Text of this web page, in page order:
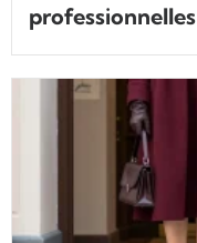
professionnelles